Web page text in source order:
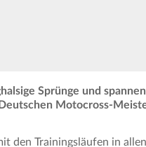
Sprünge und
Motocross-
den Trainingsläufen in